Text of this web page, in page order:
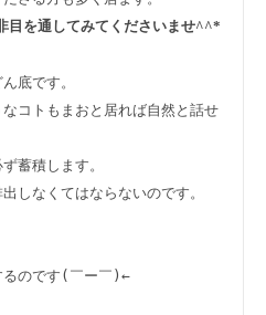
目を通してみてくださいませ^^*
底です。
コトもまおと居れば自然と話せ
蓄積します。
しなくてはならないのです。
るのです(￣ー￣)←